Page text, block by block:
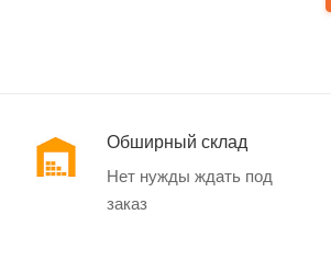
Обширный склад
Нет нужды ждать под
заказ